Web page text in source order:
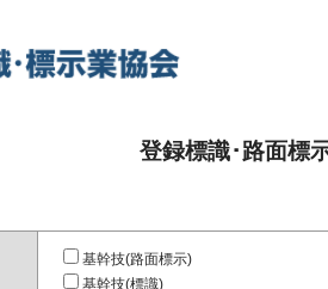
登録標識･路面標
基幹技(路面標示)
基幹技(標識)